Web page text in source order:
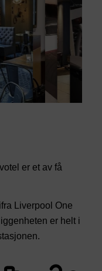
er et av få
Liverpool One
er helt i